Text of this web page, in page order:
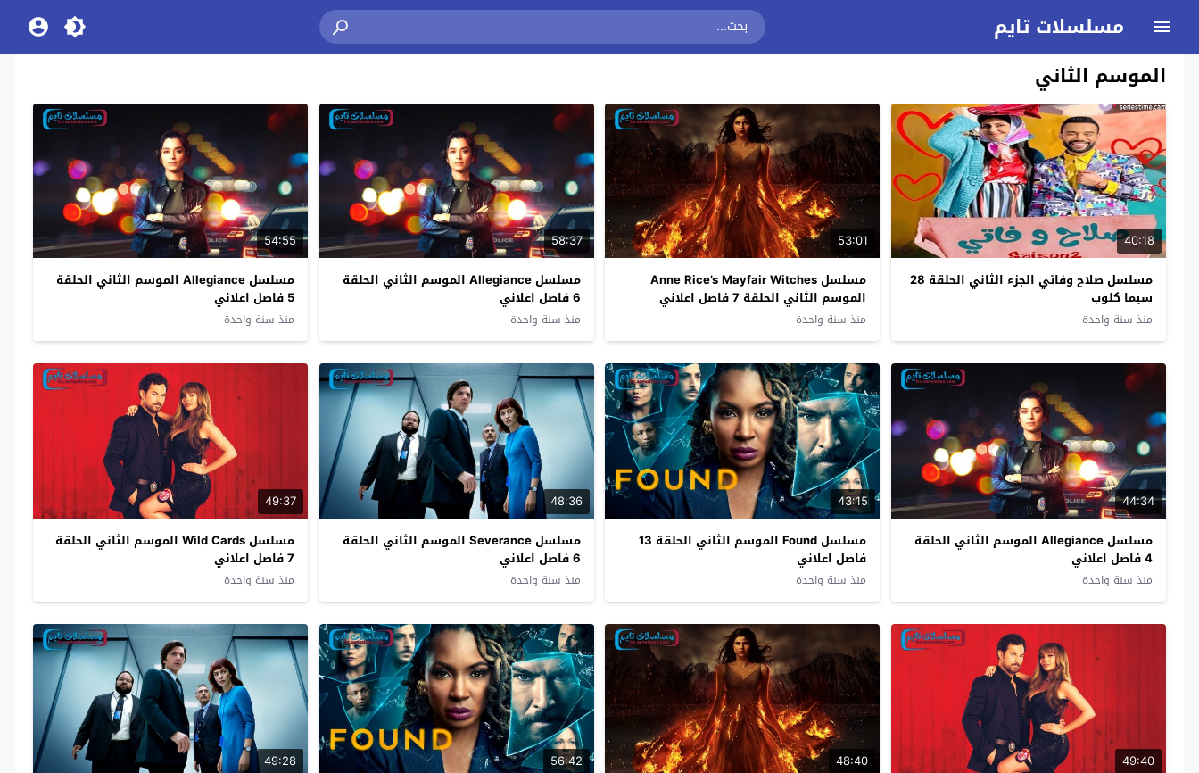
مسلسلات تايم
الموسم الثاني
40:18
مسلسل صلاح وفاتي الجزء الثاني الحلقة 28
سيما كلوب
منذ سنة واحدة
53:01
مسلسل Anne Rice’s Mayfair Witches
الموسم الثاني الحلقة 7 فاصل اعلاني
منذ سنة واحدة
58:37
مسلسل Allegiance الموسم الثاني الحلقة
6 فاصل اعلاني
منذ سنة واحدة
54:55
مسلسل Allegiance الموسم الثاني الحلقة
5 فاصل اعلاني
منذ سنة واحدة
44:34
مسلسل Allegiance الموسم الثاني الحلقة
4 فاصل اعلاني
منذ سنة واحدة
43:15
مسلسل Found الموسم الثاني الحلقة 13
فاصل اعلاني
منذ سنة واحدة
48:36
مسلسل Severance الموسم الثاني الحلقة
6 فاصل اعلاني
منذ سنة واحدة
49:37
مسلسل Wild Cards الموسم الثاني الحلقة
7 فاصل اعلاني
منذ سنة واحدة
49:40
48:40
56:42
49:28